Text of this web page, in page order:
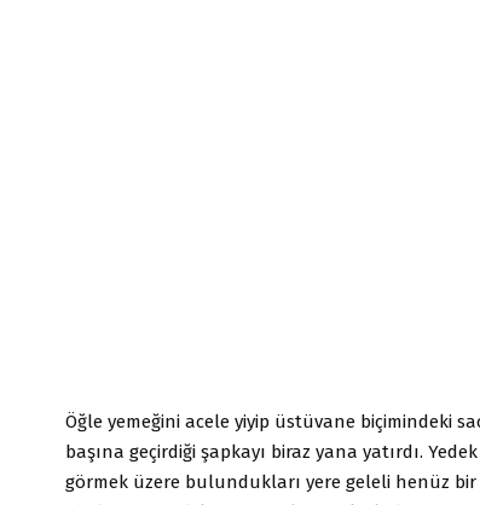
Öğle yemeğini acele yiyip üstüvane biçimindeki
başına geçirdiği şapkayı biraz yana yatırdı.
görmek üzere bulundukları yere geleli henüz bir